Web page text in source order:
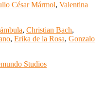
César Mármol, Valentina
, Christian Bach,
, Erika de la Rosa, Gonzalo
Studios